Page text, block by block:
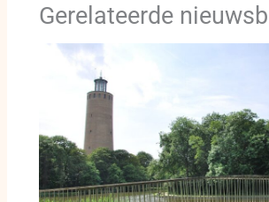
Gerelateerde